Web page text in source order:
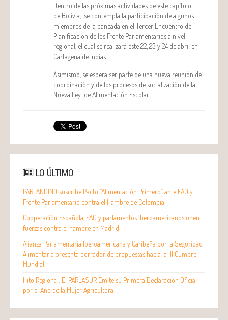
Dentro de las próximas actividades de este capítulo
de Bolivia, se contempla la participación de algunos
miembros de la bancada en el Tercer Encuentro de
Planificación de los Frente Parlamentarios a nivel
regional, el cual se realizará este 22, 23 y 24 de abril en
Cartagena de Indias.
Asimismo, se espera ser parte de una nueva reunión de
coordinación y de los procesos de socialización de la
Nueva Ley de Alimentación Escolar.
LO ÚLTIMO
PARLANDINO suscribe Pacto “Alimentación Primero” ante FAO y
Frente Parlamentario contra el Hambre de Colombia
Cooperación Española, FAO y parlamentos iberoamericanos unen
fuerzas contra el hambre en Madrid
Alianza Parlamentaria Iberoamericana y Caribeña por la Seguridad
Alimentaria presenta borrador de propuestas hacia la III Cumbre
Mundial
Hito Regional: El PARLASUR Emite su Primera Declaración Oficial
por el Año de la Mujer Agricultora